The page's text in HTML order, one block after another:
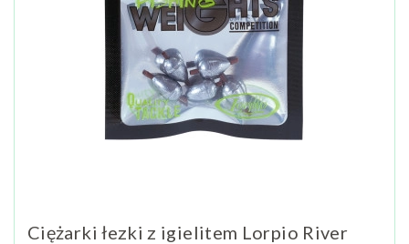
Ciężarki łezki z igielitem Lorpio River